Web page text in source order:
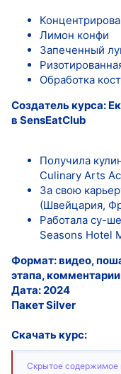
Лимон конфи
Запеченный
Обработка
Создатель курса:
в SensEatClub
Получила
Culinary Arts
За свою
(Швейцария,
Работала су-
Seasons Hotel
Формат: видео,
этапа,
Дата: 2024
Пакет Silver
Скачать курс:
Скрытое содержимое